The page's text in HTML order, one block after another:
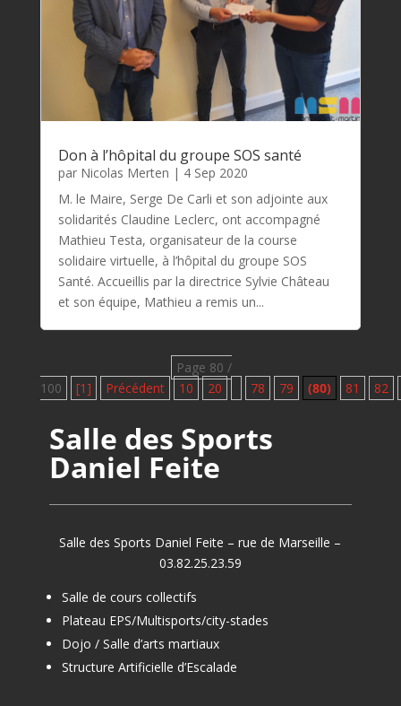
Don à l’hôpital du groupe SOS santé
par Nicolas Merten | 4 Sep 2020
M. le Maire, Serge De Carli et son adjointe aux
solidarités Claudine Leclerc, ont accompagné
Mathieu Testa, organisateur de la course
solidaire virtuelle, à l’hôpital du groupe SOS
Santé. Accueillis par la directrice Sylvie Château
et son équipe, Mathieu a remis un...
Page 80 /
100
[1] Précédent 10 20 78 79 (80) 81 82
Salle des Sports
Daniel Feite
Salle des Sports Daniel Feite – rue de Marseille –
03.82.25.23.59
Salle de cours collectifs
Plateau EPS/Multisports/city-stades
Dojo / Salle d’arts martiaux
Structure Artificielle d’Escalade